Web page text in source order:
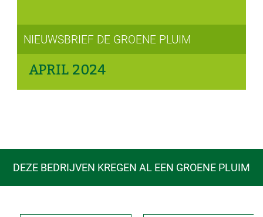
NIEUWSBRIEF DE GROENE PLUIM
APRIL 2024
DEZE BEDRIJVEN KREGEN AL EEN GROENE PLUIM